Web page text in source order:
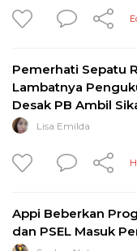
Pemerhati Sepatu
Lambatnya
Desak PB Ambil
Lisa Emilda
Appi Beberkan
dan PSEL Masuk